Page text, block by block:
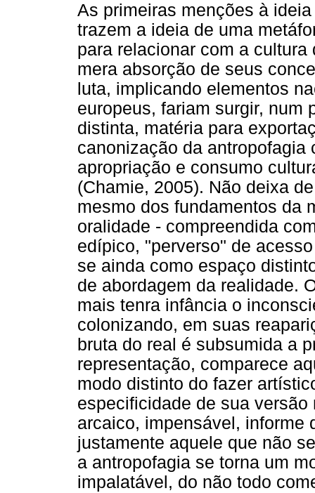
As primeiras menções à
trazem a ideia de uma
para relacionar com a
mera absorção de seus
luta, implicando elementos
europeus, fariam surgir, num
distinta, matéria para
canonização da antropofagia
apropriação e consumo
(Chamie, 2005). Não deixa
mesmo dos fundamentos da
oralidade - compreendida
edípico, "perverso" de
se ainda como espaço
de abordagem da realidade.
mais tenra infância o
colonizando, em suas
bruta do real é subsumida a
representação, comparece
modo distinto do fazer
especificidade de sua
arcaico, impensável, informe
justamente aquele que não
a antropofagia se torna um
impalatável, do não todo